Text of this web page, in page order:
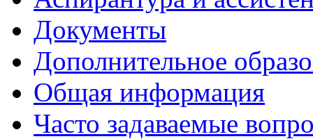
Документы
Дополнительное
Общая информация
Часто задаваемые